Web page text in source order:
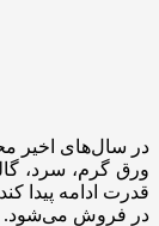
در سال‌های اخیر
ورق گرم، سرد،
در فروش می‌شود.